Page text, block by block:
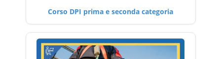
Corso DPI prima e seconda categoria